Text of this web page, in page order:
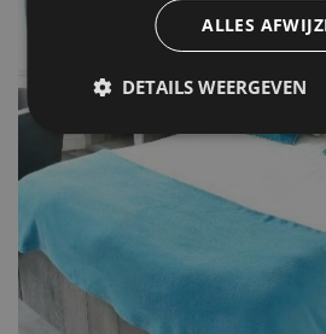
ALLES
DETAILS WEERGEVEN